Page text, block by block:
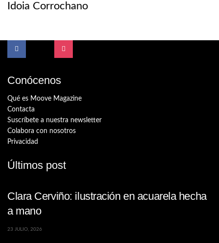
Idoia Corrochano
Conócenos
Qué es Moove Magazine
Contacta
Suscríbete a nuestra newsletter
Colabora con nosotros
Privacidad
Últimos post
Clara Cerviño: ilustración en acuarela hecha
a mano
23 JULIO, 2026